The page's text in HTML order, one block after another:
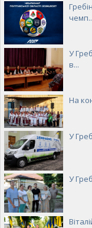
У
в...
На
У
У